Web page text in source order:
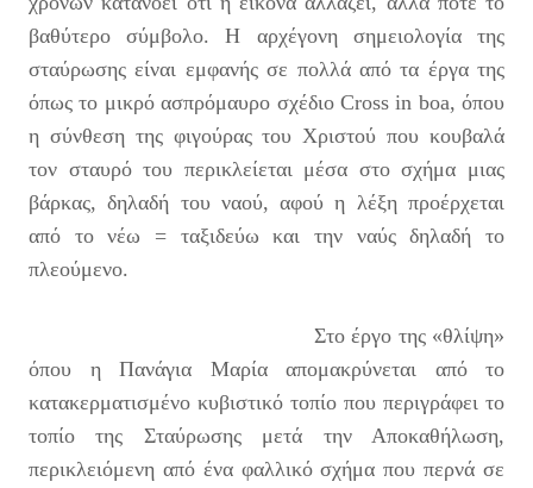
βαθύτερο σύμβολο. Η αρχέγονη σημειολογία της
σταύρωσης είναι εμφανής σε πολλά από τα έργα της
όπως το μικρό ασπρόμαυρο σχέδιο Cross in boa, όπου
η σύνθεση της φιγούρας του Χριστού που κουβαλά
τον σταυρό του περικλείεται μέσα στο σχήμα μιας
βάρκας, δηλαδή του ναού, αφού η λέξη προέρχεται
από το νέω = ταξιδεύω και την ναύς δηλαδή το
πλεούμενο.
Στο έργο της «θλίψη»
όπου η Πανάγια Μαρία απομακρύνεται από το
κατακερματισμένο κυβιστικό τοπίο που περιγράφει το
τοπίο της Σταύρωσης μετά την Αποκαθήλωση,
περικλειόμενη από ένα φαλλικό σχήμα που περνά σε